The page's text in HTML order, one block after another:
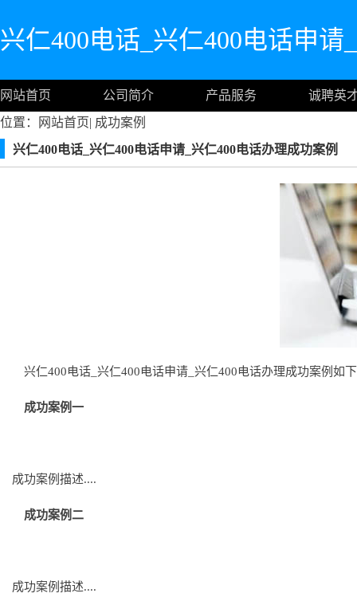
兴仁400电话_兴仁400电话申请
网站首页 公司简介 产品服务
诚聘英
位置：
网站首页| 成功案例
兴仁400电话_兴仁400电话申请_兴仁400电话办理成功案例
兴仁400电话_兴仁400电话申请_兴仁400电话办理成功案例如
成功案例一
成功案例描述....
成功案例二
成功案例描述....